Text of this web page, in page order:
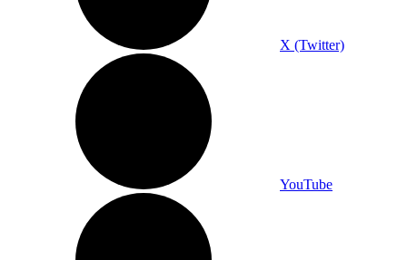
X (Twitter)
YouTube